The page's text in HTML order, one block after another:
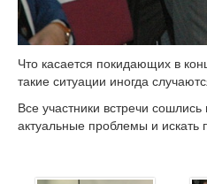
Что касается покидающих в
такие ситуации иногда
Все участники встречи
актуальные проблемы и искать